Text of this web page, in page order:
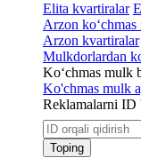
Elita kvartiralar
Arzon
Arzon kvartiralar
Mulkdorlardan
Ko‘chmas mulk
Ko'chmas mulk
Reklamalarni
Toping